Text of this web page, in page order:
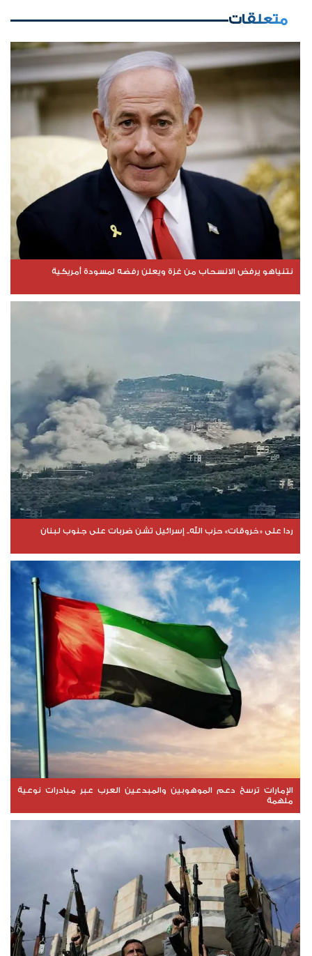
متعلقات
نتنياهو يرفض الانسحاب من غزة ويعلن رفضه لمسودة أمريكية
ردا على «خروقات» حزب الله.. إسرائيل تشن ضربات على جنوب لبنان
الإمارات ترسخ دعم الموهوبين والمبدعين العرب عبر مبادرات نوعية
ملهمة